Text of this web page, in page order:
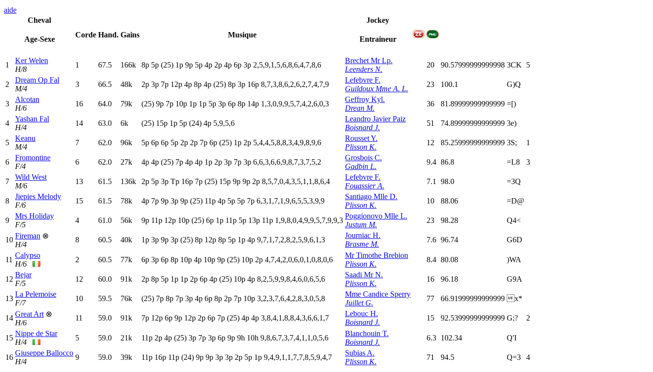
aide
Cheval
Age-Sexe
Corde Hand. Gains Musique
Jockey
Entraineur
1
Ker Welen
H/8
1 67.5 166k 8p 5p (25) 1p 9p 5p 4p 2p 4p 6p 3p 2,5,9,1,5,6,8,6,4,7,8,6
Brechet Mr Lp.
Leenders N.
20 90.57999999999998 3CK 5
2
Dream Op Fal
M/4
3 66.5 48k 2p 3p 7p 12p 4p 8p 4p (25) 8p 3p 16p 8,7,3,8,6,2,6,2,7,4,7,9
Lefebvre F.
Guildoux Mme A. L.
23 100.1 G)Q
3
Alcotan
H/6
16 64.0 79k (25) 9p 7p 10p 1p 1p 5p 3p 6p 8p 14p 1,3,0,9,9,5,7,4,2,6,0,3
Geffroy Kyl.
Drean M.
36 81.89999999999999 =[)
4
Yashan Fal
H/4
14 63.0 6k (25) 15p 1p 5p (24) 4p 5,9,5,6
Leandro Javier Paiz
Boisnard J.
51 74.89999999999999 3e)
5
Keanu
M/4
7 62.0 96k 5p 6p 6p 5p 2p 2p 7p 6p (25) 1p 2p 5,4,4,5,8,8,3,4,9,8,9,6
Rousset Y.
Plisson K.
12 85.25999999999999 3S; 1
6
Fromontine
F/4
6 62.0 27k 4p 4p (25) 7p 4p 4p 1p 2p 3p 7p 3p 6,6,3,6,6,9,8,7,3,7,5,2
Grosbois C.
Gadbin L.
9.4 86.8 =L8 3
7
Wild West
M/6
13 61.5 136k 2p 5p 3p Tp 16p 7p (25) 15p 9p 9p 2p 8,5,7,0,4,3,5,1,1,8,6,4
Lefebvre F.
Fouassier A.
7.1 98.0 =3Q
8
Jiepies Melody
F/6
15 61.5 78k 4p 7p 9p 3p 9p (25) 11p 4p 5p 5p 7p 6,3,1,7,1,9,6,5,5,3,9,9
Santiago Mlle D.
Plisson K.
10 88.06 =D@
9
Mrs Holiday
F/5
4 61.0 56k 9p 11p 12p 10p (25) 6p 1p 11p 5p 13p 11p 1,9,8,0,4,9,9,5,7,9,9,3
Poggionovo Mlle L.
Justum M.
23 98.28 Q4<
10 Fireman ⊗
H/4
8 60.5 40k 1p 3p 9p 3p (25) 8p 12p 8p 5p 1p 4p 9,7,1,7,2,8,2,5,9,6,1,3
Journiac H.
Brasme M.
7.6 96.74 G6D
11
Calypso
H/6
2 60.5 77k 6p 3p 6p 8p 10p 4p 10p 9p (25) 10p 2p 4,7,4,2,0,6,0,1,0,8,0,6
Mr Timothe Brebion
Plisson K.
8.4 80.08 )WA
12
Bejar
F/5
12 60.0 91k 2p 8p 5p 1p 1p 2p 6p 4p (25) 10p 4p 8,2,5,9,9,8,4,6,0,6,5,6
Saadi Mr N.
Plisson K.
16 96.18 G9A
13
La Pelemoise
F/7
10 59.5 76k (25) 7p 8p 7p 3p 4p 6p 8p 2p 7p 10p 3,2,3,7,6,4,2,8,3,0,5,8
Mme Candice Sperry
Juillet G.
77 66.91999999999999 x*
14 Great Art ⊗
H/6
11 59.0 91k 7p 12p 6p 9p 12p 2p 6p 7p (25) 4p 4p 3,8,4,1,8,8,4,3,6,6,1,7
Lebouc H.
Boisnard J.
15 92.53999999999999 G;? 2
15
Nippe de Star
H/4
5 59.0 21k 11p 2p 4p (25) 3p 7p 3p 6p 9p 9h 10h 9,8,6,7,3,7,4,1,1,0,5,6
Blanchouin T.
Boisnard J.
6.3 102.34 Q'I
16
Giuseppe Ballocco
H/4
9 59.0 39k 11p 16p 11p (24) 9p 9p 3p 3p 2p 5p 1p 9,4,9,1,1,7,7,8,5,9,4,7
Subias A.
Plisson K.
71 94.5 Q=3 4